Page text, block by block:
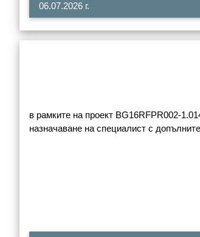
06.07.2026 г.
в рамките на проект BG16RFPR002-
назначаване на специалист с